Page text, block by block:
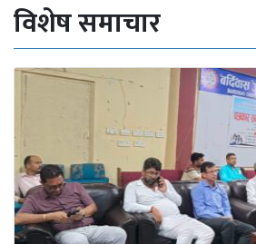
विशेष समाचार